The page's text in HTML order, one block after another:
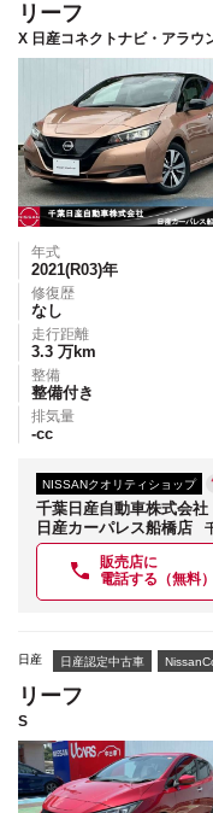
リーフ
X 日産コネクトナビ・アラウ
年式
2021(R03)年
修復歴
なし
走行距離
3.3 万km
整備
整備付き
排気量
-cc
NISSANクオリティショップ
千葉日産自動車株式会社
日産カーパレス船橋店
販売店に
電話する（無料）
日産 日産認定中古車
リーフ
S